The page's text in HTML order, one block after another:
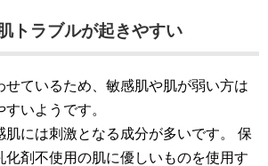
トラブルが起きやすい
せているため、敏感肌や肌が弱い方は
いようです。
肌には刺激となる成分が多いです。 保
化剤不使用の肌に優しいものを使用す